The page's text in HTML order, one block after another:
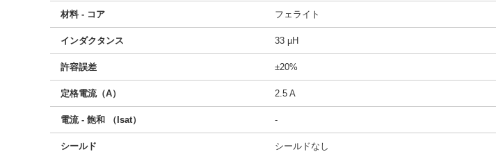
材料 - コア フェライト
インダクタンス 33 µH
許容誤差 ±20%
定格電流（A） 2.5 A
電流 - 飽和 （Isat） -
シールド シールドなし